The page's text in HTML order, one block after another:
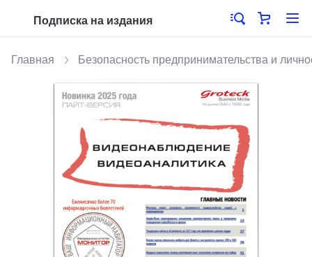
Подписка на издания
Главная Безопасность предпринимательства и